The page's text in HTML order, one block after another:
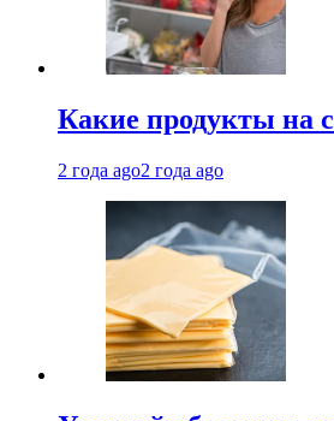
Какие продукты на
2 года ago2 года ago